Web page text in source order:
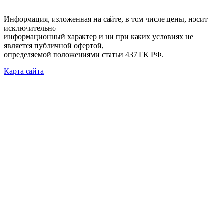
Информация, изложенная на сайте, в том числе цены, носит
исключительно
информационный характер и ни при каких условиях не
является публичной офертой,
определяемой положениями статьи 437 ГК РФ.
Карта сайта